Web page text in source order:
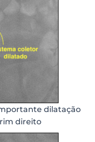
dilatação
direito